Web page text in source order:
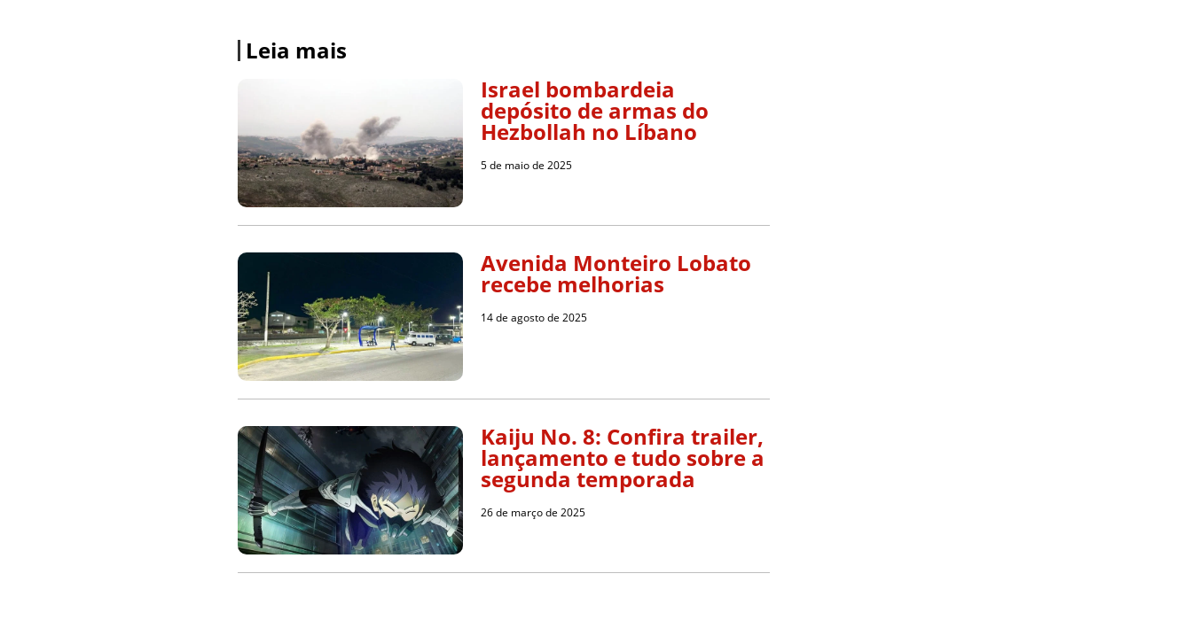
Leia mais
Israel bombardeia
depósito de armas do
Hezbollah no Líbano
5 de maio de 2025
Avenida Monteiro Lobato
recebe melhorias
14 de agosto de 2025
Kaiju No. 8: Confira trailer,
lançamento e tudo sobre a
segunda temporada
26 de março de 2025